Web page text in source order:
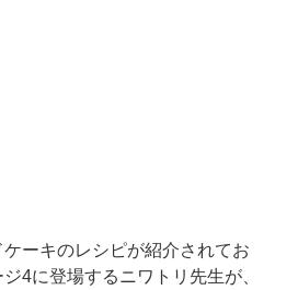
ーキのレシピが紹介されてお
4に登場するニワトリ先生が、